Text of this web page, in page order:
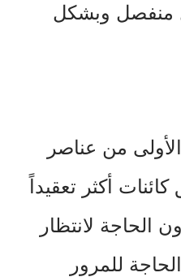
منفصل وبشكل
من عناصر
أكثر تعقيداً
الحاجة لانتظار
للمرور